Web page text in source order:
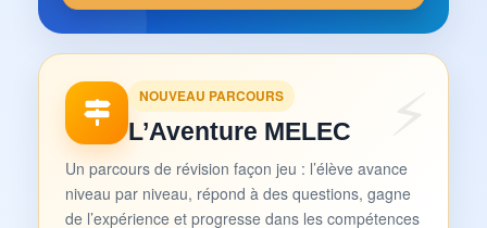
NOUVEAU PARCOURS
L’Aventure MELEC
Un parcours de révision façon jeu : l’élève avance
niveau par niveau, répond à des questions, gagne
de l’expérience et progresse dans les compétences